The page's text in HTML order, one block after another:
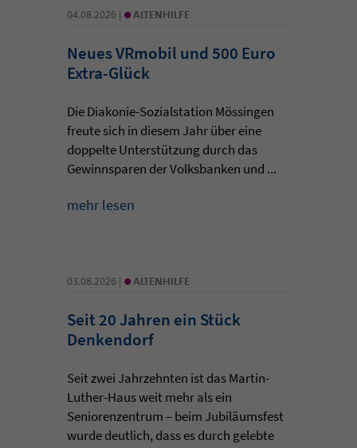
04.08.2026 | • ALTENHILFE
Neues VRmobil und 500 Euro
Extra-Glück
Die Diakonie-Sozialstation Mössingen
freute sich in diesem Jahr über eine
doppelte Unterstützung durch das
Gewinnsparen der Volksbanken und ...
mehr lesen
03.08.2026 | • ALTENHILFE
Seit 20 Jahren ein Stück
Denkendorf
Seit zwei Jahrzehnten ist das Martin-
Luther-Haus weit mehr als ein
Seniorenzentrum – beim Jubiläumsfest
wurde deutlich, dass es durch gelebte